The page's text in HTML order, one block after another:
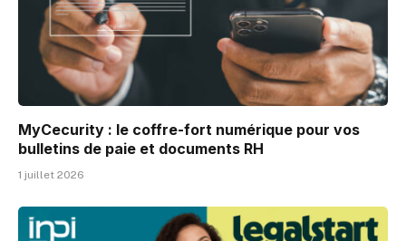
MyCecurity : le coffre-fort numérique pour vos
bulletins de paie et documents RH
1 juillet 2026